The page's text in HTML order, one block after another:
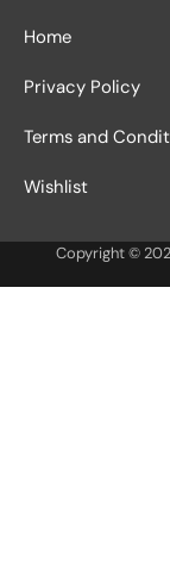
Home
Privacy Policy
Terms and
Wishlist
Copyright ©